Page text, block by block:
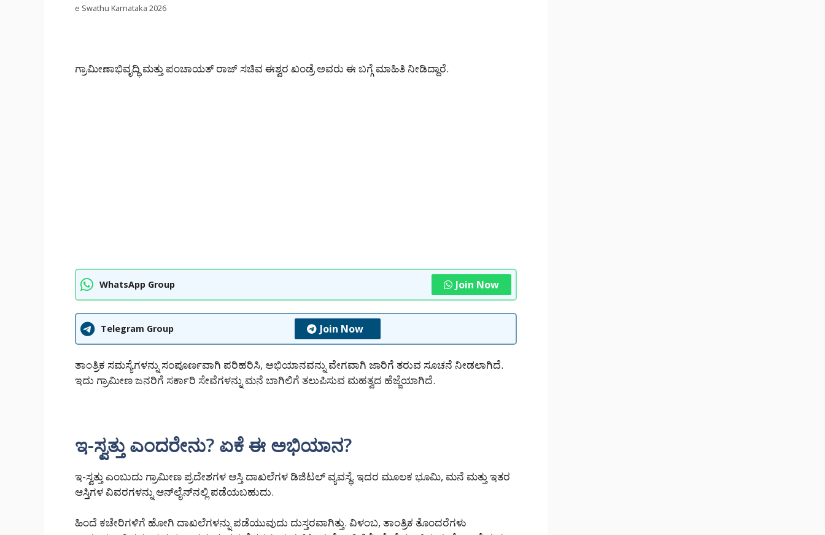
e Swathu Karnataka 2026
ಗ್ರಾಮೀಣಾಭಿವೃದ್ಧಿ ಮತ್ತು ಪಂಚಾಯತ್ ರಾಜ್ ಸಚಿವ ಈಶ್ವರ ಖಂಡ್ರೆ ಅವರು ಈ ಬಗ್ಗೆ ಮಾಹಿತಿ ನೀಡಿದ್ದಾರೆ.
WhatsApp Group Join Now
Telegram Group Join Now
ತಾಂತ್ರಿಕ ಸಮಸ್ಯೆಗಳನ್ನು ಸಂಪೂರ್ಣವಾಗಿ ಪರಿಹರಿಸಿ, ಅಭಿಯಾನವನ್ನು ವೇಗವಾಗಿ ಜಾರಿಗೆ ತರುವ ಸೂಚನೆ ನೀಡಲಾಗಿದೆ.
ಇದು ಗ್ರಾಮೀಣ ಜನರಿಗೆ ಸರ್ಕಾರಿ ಸೇವೆಗಳನ್ನು ಮನೆ ಬಾಗಿಲಿಗೆ ತಲುಪಿಸುವ ಮಹತ್ವದ ಹೆಜ್ಜೆಯಾಗಿದೆ.
ಇ-ಸ್ವತ್ತು ಎಂದರೇನು? ಏಕೆ ಈ ಅಭಿಯಾನ?
ಇ-ಸ್ವತ್ತು ಎಂಬುದು ಗ್ರಾಮೀಣ ಪ್ರದೇಶಗಳ ಆಸ್ತಿ ದಾಖಲೆಗಳ ಡಿಜಿಟಲ್ ವ್ಯವಸ್ಥೆ. ಇದರ ಮೂಲಕ ಭೂಮಿ, ಮನೆ ಮತ್ತು ಇತರ
ಆಸ್ತಿಗಳ ವಿವರಗಳನ್ನು ಆನ್‌ಲೈನ್‌ನಲ್ಲಿ ಪಡೆಯಬಹುದು.
ಹಿಂದೆ ಕಚೇರಿಗಳಿಗೆ ಹೋಗಿ ದಾಖಲೆಗಳನ್ನು ಪಡೆಯುವುದು ದುಸ್ತರವಾಗಿತ್ತು. ವಿಳಂಬ, ತಾಂತ್ರಿಕ ತೊಂದರೆಗಳು